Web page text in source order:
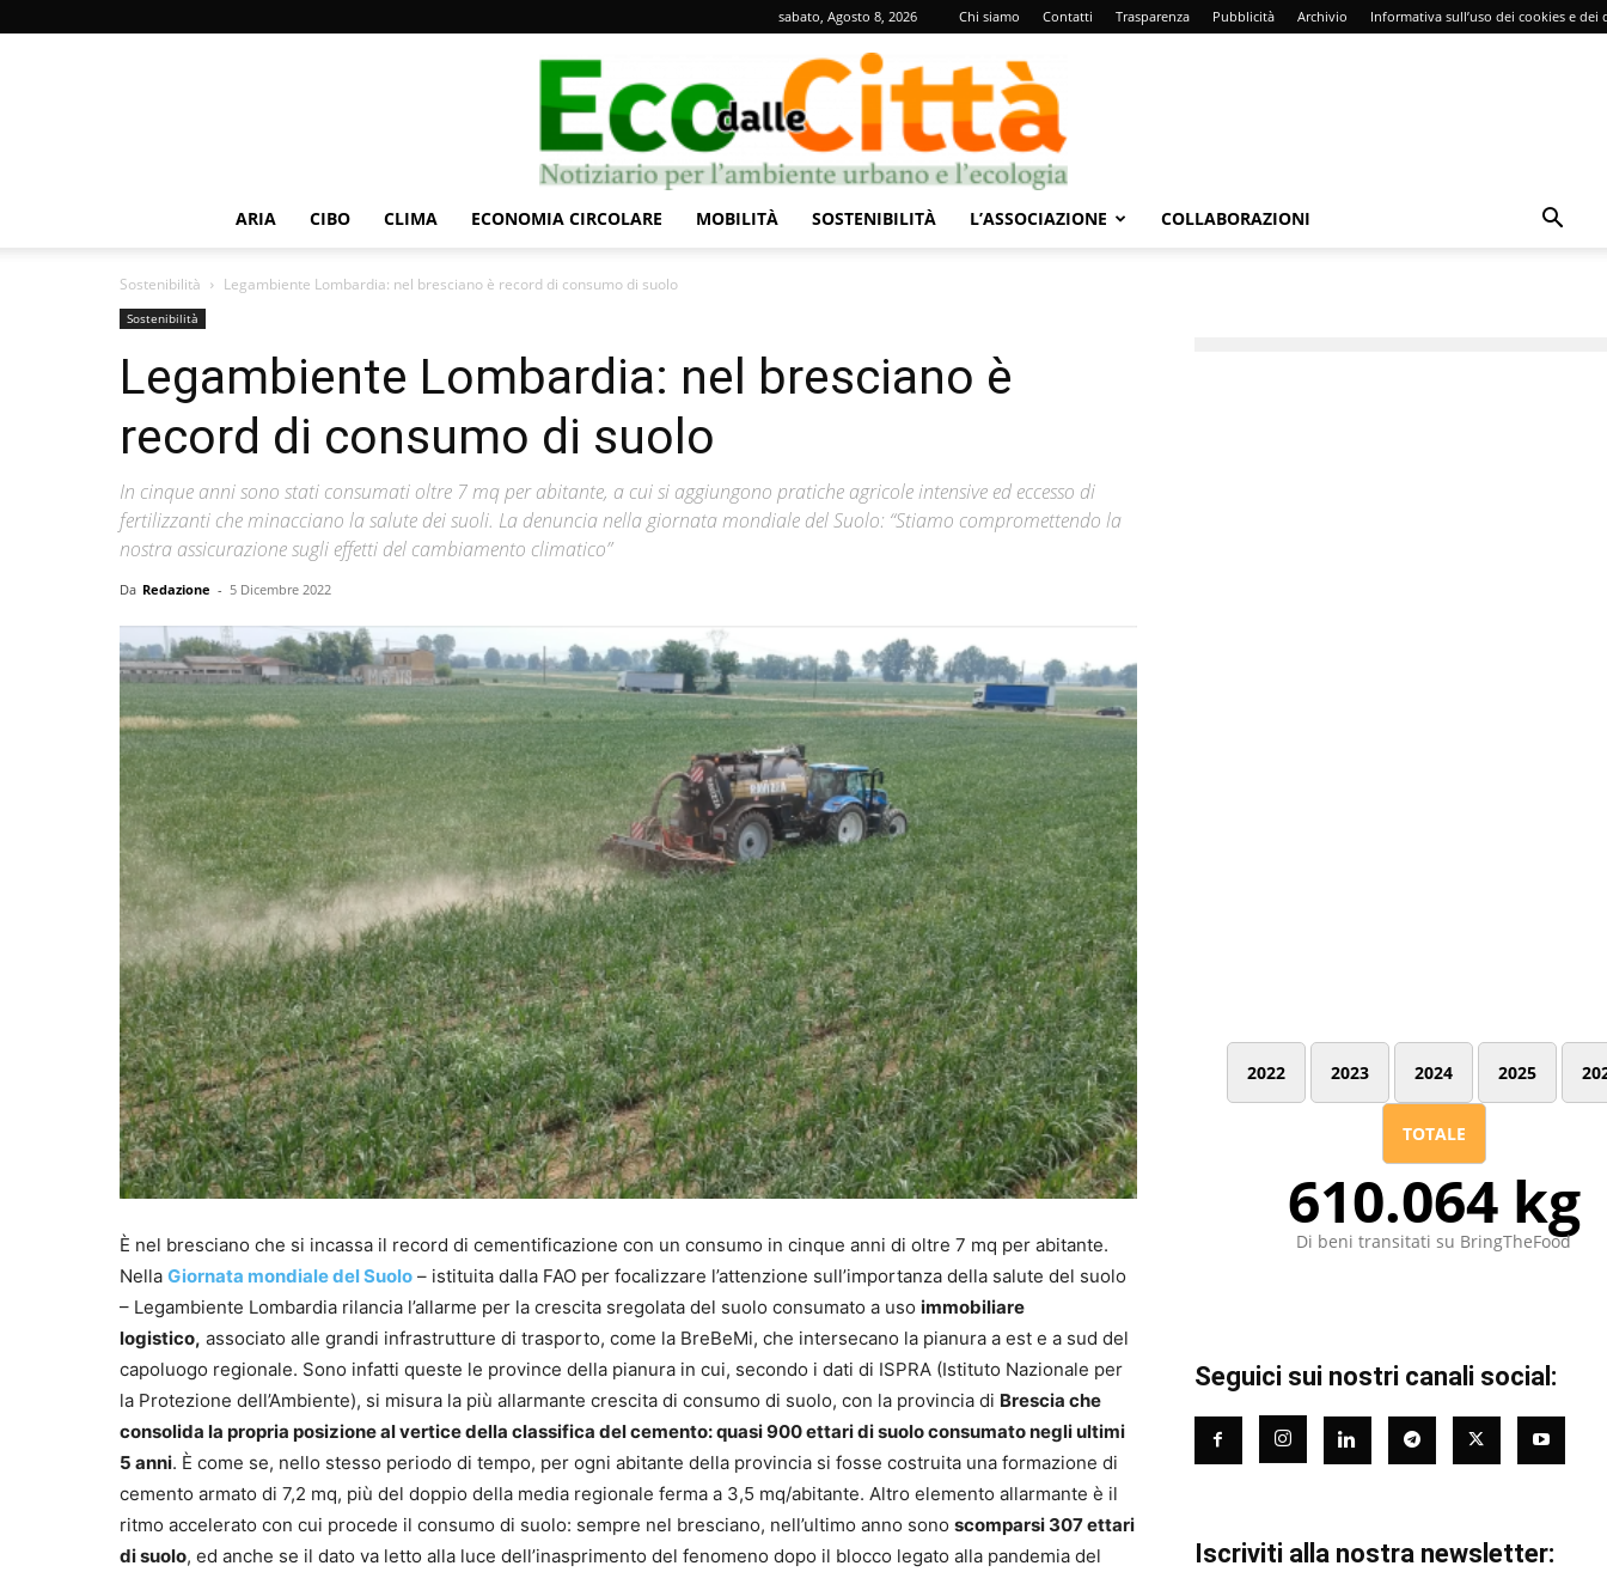
sabato, Agosto 8, 2026 Chi siamo Contatti Trasparenza Pubblicità Archivio Informativa sull’uso dei cookies e dei
ARIA CIBO CLIMA ECONOMIA CIRCOLARE MOBILITÀ SOSTENIBILITÀ L’ASSOCIAZIONE COLLABORAZIONI
Sostenibilità Legambiente Lombardia: nel bresciano è record di consumo di suolo
Sostenibilità
Legambiente Lombardia: nel bresciano è
record di consumo di suolo
In cinque anni sono stati consumati oltre 7 mq per abitante, a cui si aggiungono pratiche agricole intensive ed eccesso di
fertilizzanti che minacciano la salute dei suoli. La denuncia nella giornata mondiale del Suolo: “Stiamo compromettendo la
nostra assicurazione sugli effetti del cambiamento climatico”
Da Redazione - 5 Dicembre 2022
È nel bresciano che si incassa il record di cementificazione con un consumo in cinque anni di oltre 7 mq per abitante.
Nella Giornata mondiale del Suolo – istituita dalla FAO per focalizzare l’attenzione sull’importanza della salute del suolo
– Legambiente Lombardia rilancia l’allarme per la crescita sregolata del suolo consumato a uso immobiliare
logistico, associato alle grandi infrastrutture di trasporto, come la BreBeMi, che intersecano la pianura a est e a sud del
capoluogo regionale. Sono infatti queste le province della pianura in cui, secondo i dati di ISPRA (Istituto Nazionale per
la Protezione dell’Ambiente), si misura la più allarmante crescita di consumo di suolo, con la provincia di Brescia che
consolida la propria posizione al vertice della classifica del cemento: quasi 900 ettari di suolo consumato negli ultimi
5 anni. È come se, nello stesso periodo di tempo, per ogni abitante della provincia si fosse costruita una formazione di
cemento armato di 7,2 mq, più del doppio della media regionale ferma a 3,5 mq/abitante. Altro elemento allarmante è il
ritmo accelerato con cui procede il consumo di suolo: sempre nel bresciano, nell’ultimo anno sono scomparsi 307 ettari
di suolo, ed anche se il dato va letto alla luce dell’inasprimento del fenomeno dopo il blocco legato alla pandemia del
2022 2023 2024 2025
TOTALE
610.064 kg
Di beni transitati su BringTheFood
Seguici sui nostri canali social:
Iscriviti alla nostra newsletter: